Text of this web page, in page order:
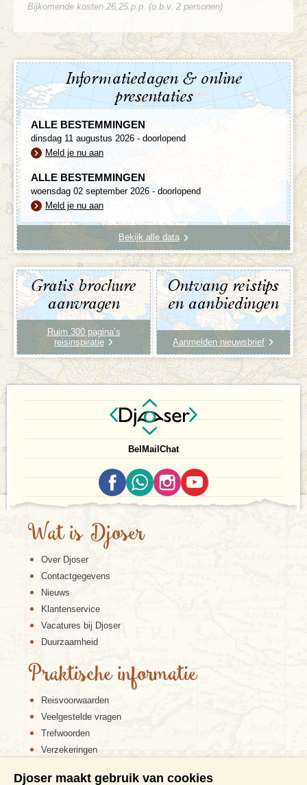
Bijkomende kosten 26,25 p.p. (o.b.v. 2 personen)
Informatiedagen & online
presentaties
ALLE BESTEMMINGEN
dinsdag 11 augustus 2026 - doorlopend
Meld je nu aan
ALLE BESTEMMINGEN
woensdag 02 september 2026 - doorlopend
Meld je nu aan
Bekijk alle data
Gratis brochure
aanvragen
Ruim 300 pagina’s
reisinspiratie
Ontvang reistips
en aanbiedingen
Aanmelden nieuwsbrief
Bel Mail Chat
Wat is Djoser
Over Djoser
Contactgegevens
Nieuws
Klantenservice
Vacatures bij Djoser
Duurzaamheid
Praktische informatie
Reisvoorwaarden
Veelgestelde vragen
Trefwoorden
Verzekeringen
Disclaimer
Djoser maakt gebruik van cookies